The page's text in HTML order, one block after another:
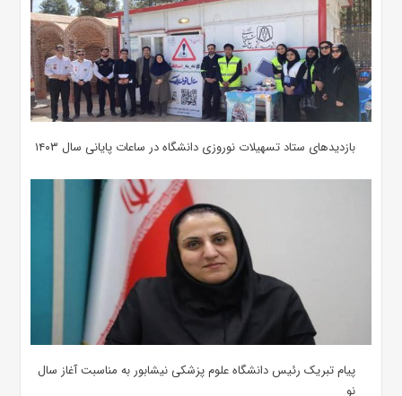
بازدیدهای ستاد تسهیلات نوروزی دانشگاه در ساعات پایانی سال ۱۴۰۳
پیام تبریک رئیس دانشگاه علوم پزشکی نیشابور به مناسبت آغاز سال
نو